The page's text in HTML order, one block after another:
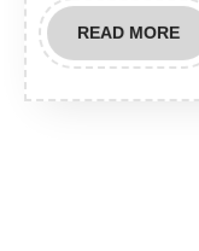
READ MORE